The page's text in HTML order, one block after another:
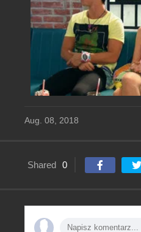
Aug. 08, 2018
Shared 0